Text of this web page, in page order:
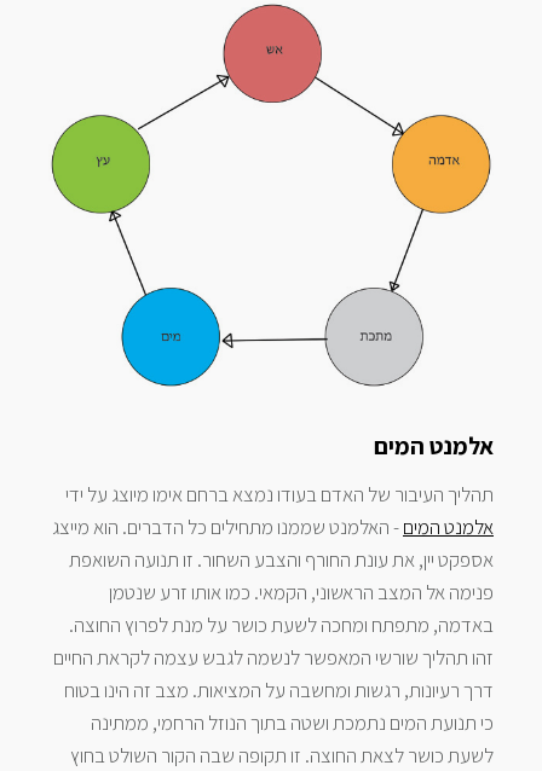
אלמנט המים
תהליך העיבור של האדם בעודו נמצא ברחם אימו מיוצג על ידי
אלמנט המים- האלמנט שממנו מתחילים כל הדברים. הוא מייצג
אספקט יין, את עונת החורף והצבע השחור. זו תנועה השואפת
פנימה אל המצב הראשוני, הקמאי. כמו אותו זרע שנטמן
באדמה, מתפתח ומחכה לשעת כושר על מנת לפרוץ החוצה.
זהו תהליך שורשי המאפשר לנשמה לגבש עצמה לקראת החיים
דרך רעיונות, רגשות ומחשבה על המציאות. מצב זה הינו בטוח
כי תנועת המים נתמכת ושטה בתוך הנוזל הרחמי, ממתינה
לשעת כושר לצאת החוצה. זו תקופה שבה הקור השולט בחוץ